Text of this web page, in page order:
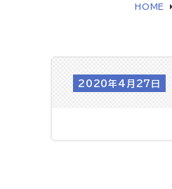
HOME
2020年4月27日